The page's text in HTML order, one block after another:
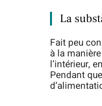
La
Fait peu
à la
l’intérieur,
Pendant